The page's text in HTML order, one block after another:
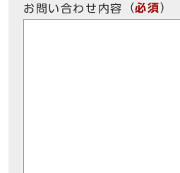
お問い合わせ内容 （必須）